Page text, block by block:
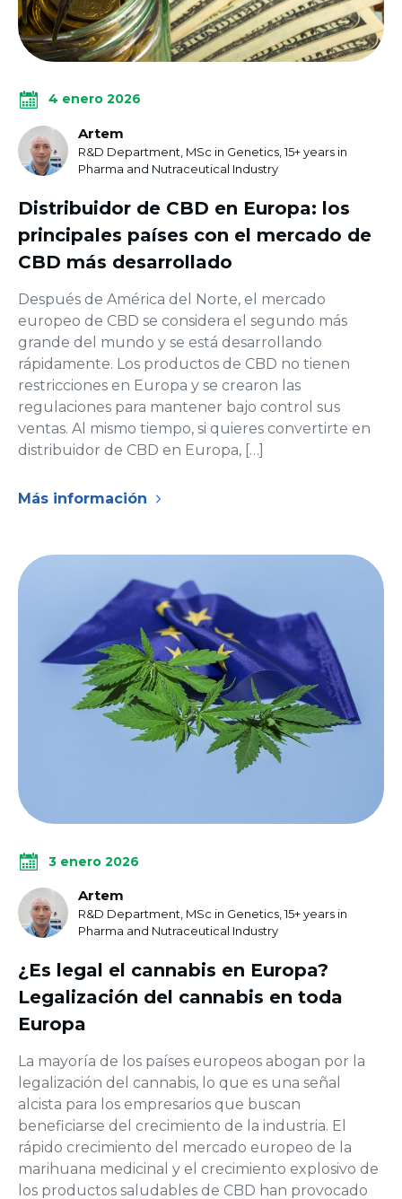
4 enero 2026
Artem
R&D Department, MSc in Genetics, 15+ years in
Pharma and Nutraceutical Industry
Distribuidor de CBD en Europa: los
principales países con el mercado de
CBD más desarrollado
Después de América del Norte, el mercado
europeo de CBD se considera el segundo más
grande del mundo y se está desarrollando
rápidamente. Los productos de CBD no tienen
restricciones en Europa y se crearon las
regulaciones para mantener bajo control sus
ventas. Al mismo tiempo, si quieres convertirte en
distribuidor de CBD en Europa, […]
Más información
3 enero 2026
Artem
R&D Department, MSc in Genetics, 15+ years in
Pharma and Nutraceutical Industry
¿Es legal el cannabis en Europa?
Legalización del cannabis en toda
Europa
La mayoría de los países europeos abogan por la
legalización del cannabis, lo que es una señal
alcista para los empresarios que buscan
beneficiarse del crecimiento de la industria. El
rápido crecimiento del mercado europeo de la
marihuana medicinal y el crecimiento explosivo de
los productos saludables de CBD han provocado